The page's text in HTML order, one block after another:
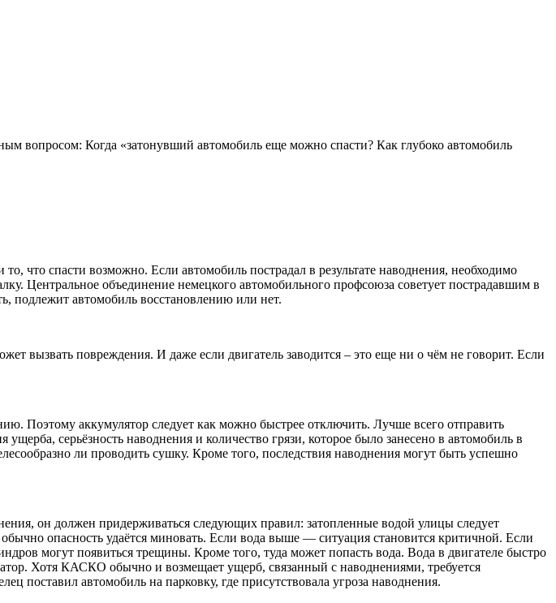
вопросом: Когда «затонувший автомобиль еще можно спасти? Как глубоко автомобиль
что спасти возможно. Если автомобиль пострадал в результате наводнения, необходимо
Центральное объединение немецкого автомобильного профсоюза советует пострадавшим в
подлежит автомобиль восстановлению или нет.
вызвать повреждения. И даже если двигатель заводится – это еще ни о чём не говорит. Если
Поэтому аккумулятор следует как можно быстрее отключить. Лучше всего отправить
серьёзность наводнения и количество грязи, которое было занесено в автомобиль в
ли проводить сушку. Кроме того, последствия наводнения могут быть успешно
он должен придерживаться следующих правил: затопленные водой улицы следует
опасность удаётся миновать. Если вода выше — ситуация становится критичной. Если
могут появиться трещины. Кроме того, туда может попасть вода. Вода в двигателе быстро
Хотя КАСКО обычно и возмещает ущерб, связанный с наводнениями, требуется
поставил автомобиль на парковку, где присутствовала угроза наводнения.